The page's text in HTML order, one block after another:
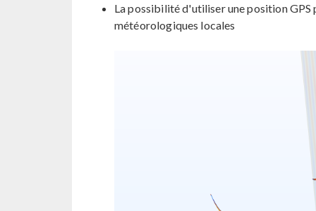
La possibilité d'utiliser une position
météorologiques locales